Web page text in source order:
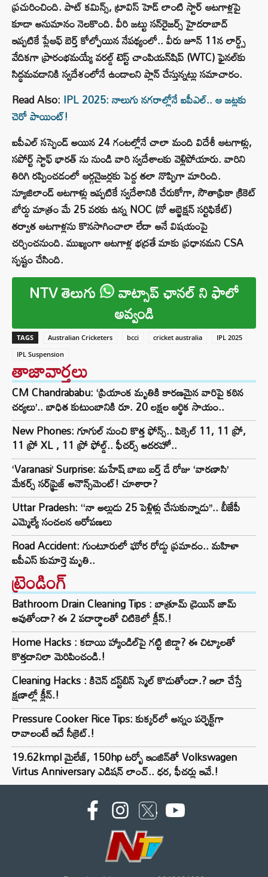
ప్రచురించింది. పాట్ కమిన్స్, ట్రావిస్ హెడ్ లాంటి స్టార్ ఆటగాళ్లపై
కూడా అనుమానం నెలకొంది. వీరి జట్టు సన్‌రైజర్స్ హైదరాబాద్
ఇప్పటికే ప్లేఆఫ్ బెర్త్ కోల్పోయిన నేపథ్యంలో.. వీరు జూన్ 11న లార్డ్స్
వేదికగా ప్రారంభమయ్యే వరల్డ్ టెస్ట్ చాంపియన్‌షిప్ (WTC) ఫైనల్‌కు
సిద్ధమవడానికి స్వదేశంలోనే ఉండాలని ప్లాన్ చేస్తున్నట్లు సమాచారం.
Read Also: IPL 2025: నాలుగు నగరాల్లోనే ఐపీఎల్.. ఆ జట్లకు
చెరో పాయింట్‌!
ఐపీఎల్ సస్పెండ్ అయిన 24 గంటల్లోనే చాలా మంది విదేశీ ఆటగాళ్లు,
సపోర్ట్ స్టాఫ్ భారత్ ను నుండి వారి స్వదేశాలకు వెళ్లిపోయారు. వారిని
తిరిగి రప్పించడంలో ఆర్గనైజర్లకు పెద్ద తలా నొప్పిగా మారింది.
న్యూజిలాండ్ ఆటగాళ్లు ఇప్పటికే స్వదేశానికి చేరుకోగా, సౌతాఫ్రికా క్రికెట్
బోర్డు మాత్రం మే 25 వరకు ఉన్న NOC (నో అబ్జెక్షన్ సర్టిఫికేట్)
తర్వాత ఆటగాళ్లను కొనసాగించాలా లేదా అనే విషయంపై
చర్చించనుంది. ముఖ్యంగా ఆటగాళ్ల భద్రతే మాకు ప్రధానమని CSA
స్పష్టం చేసింది.
NTV తెలుగు వాట్సాప్ ఛానల్ ని ఫాలో
అవ్వండి
TAGS Australian Cricketers bcci cricket australia
IPL 2025
IPL Suspension
తాజావార్తలు
CM Chandrababu: ‘ప్రియాంక మృతికి కారణమైన వారిపై కఠిన
చర్యలు’.. బాధిత కుటుంబానికి రూ. 20 లక్షల ఆర్థిక సాయం..
New Phones: గూగుల్ నుంచి కొత్త ఫోన్స్.. పిక్సెల్ 11, 11 ప్రో,
11 ప్రో XL , 11 ప్రో ఫోల్డ్.. ఫీచర్స్ అదరహో..
‘Varanasi’ Surprise: మహేష్ బాబు బర్త్ డే రోజు ‘వారణాసి’
మేకర్స్ సర్‌ప్రైజ్ అనౌన్స్‌మెంట్! చూశారా?
Uttar Pradesh: ‘‘నా అల్లుడు 25 పెళ్లిళ్లు చేసుకున్నాడు’’.. బీజేపీ
ఎమ్మెల్యే సంచలన ఆరోపణలు
Road Accident: గుంటూరులో ఘోర రోడ్డు ప్రమాదం.. మహిళా
ఐపీఎస్ కుమార్తె మృతి..
ట్రెండింగ్‌
Bathroom Drain Cleaning Tips : బాత్రూమ్ డ్రెయిన్ జామ్
అవుతోందా? ఈ 2 పదార్థాలతో చిటికెలో క్లీన్.!
Home Hacks : కడాయి హ్యాండిల్‌పై గట్టి జిడ్డా? ఈ చిట్కాలతో
కొత్తదానిలా మెరిపించండి.!
Cleaning Hacks : కిచెన్ డస్ట్‌బిన్ స్మెల్ కొడుతోందా.? ఇలా చేస్తే
క్షణాల్లో క్లీన్.!
Pressure Cooker Rice Tips: కుక్కర్‌లో అన్నం పర్ఫెక్ట్‌గా
రావాలంటే ఇదే సీక్రెట్.!
19.62kmpl మైలేజ్, 150hp టర్బో ఇంజిన్‌తో Volkswagen
Virtus Anniversary ఎడిషన్ లాంచ్.. ధర, ఫీచర్లు ఇవే.!